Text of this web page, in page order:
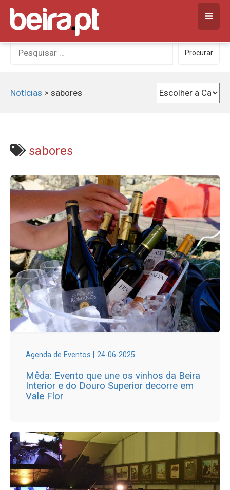
Skip
content
Procurar
por:
Procurar
Notícias > sabores
sabores
Agenda de Eventos | 24-06-2025
Mêda: Evento que une os vinhos da Beira
Interior e do Douro Superior decorre em
Vale Flor